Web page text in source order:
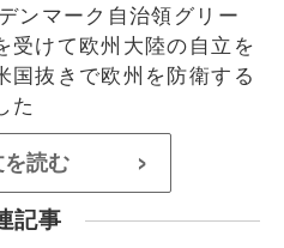
ンマーク自治領グリー
受けて欧州大陸の自立を
国抜きで欧州を防衛する
た
読む >
記事